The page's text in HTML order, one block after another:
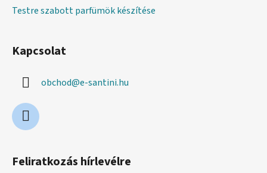
Testre szabott parfümök készítése
Kapcsolat
obchod@e-santini.hu
Feliratkozás hírlevélre